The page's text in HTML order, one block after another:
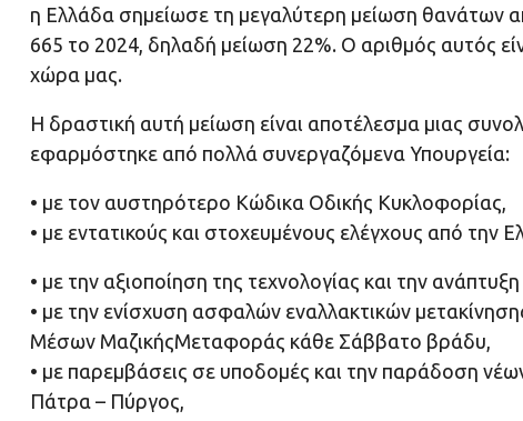
η Ελλάδα σημείωσε τη μεγαλύτερη μείωση θανάτων
665 το 2024, δηλαδή μείωση 22%. Ο αριθμός αυτός
χώρα μας.
Η δραστική αυτή μείωση είναι αποτέλεσμα μιας
εφαρμόστηκε από πολλά συνεργαζόμενα Υπουργεία:
• με τον αυστηρότερο Κώδικα Οδικής Κυκλοφορίας,
• με εντατικούς και στοχευμένους ελέγχους από την
• με την αξιοποίηση της τεχνολογίας και την
• με την ενίσχυση ασφαλών εναλλακτικών
Μέσων ΜαζικήςΜεταφοράς κάθε Σάββατο βράδυ,
• με παρεμβάσεις σε υποδομές και την παράδοση
Πάτρα – Πύργος,